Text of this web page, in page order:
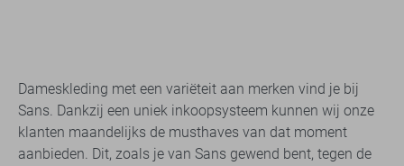
Dameskleding met een variëteit aan merken vind je bij
Sans. Dankzij een uniek inkoopsysteem kunnen wij onze
klanten maandelijks de musthaves van dat moment
aanbieden. Dit, zoals je van Sans gewend bent, tegen de